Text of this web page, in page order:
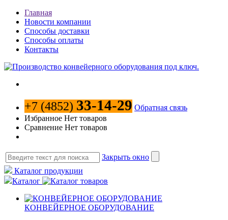
Главная
Новости компании
Способы доставки
Способы оплаты
Контакты
+7 (4852) 33-14-29 Обратная связь
Избранное Нет товаров
Сравнение Нет товаров
Закрыть окно
Каталог продукции
Каталог
КОНВЕЙЕРНОЕ ОБОРУДОВАНИЕ